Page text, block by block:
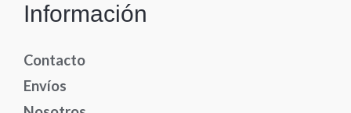
Información
Contacto
Envíos